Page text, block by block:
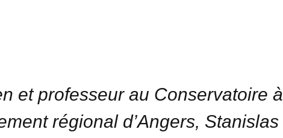
et professeur au Conservatoire à
régional d’Angers, Stanislas